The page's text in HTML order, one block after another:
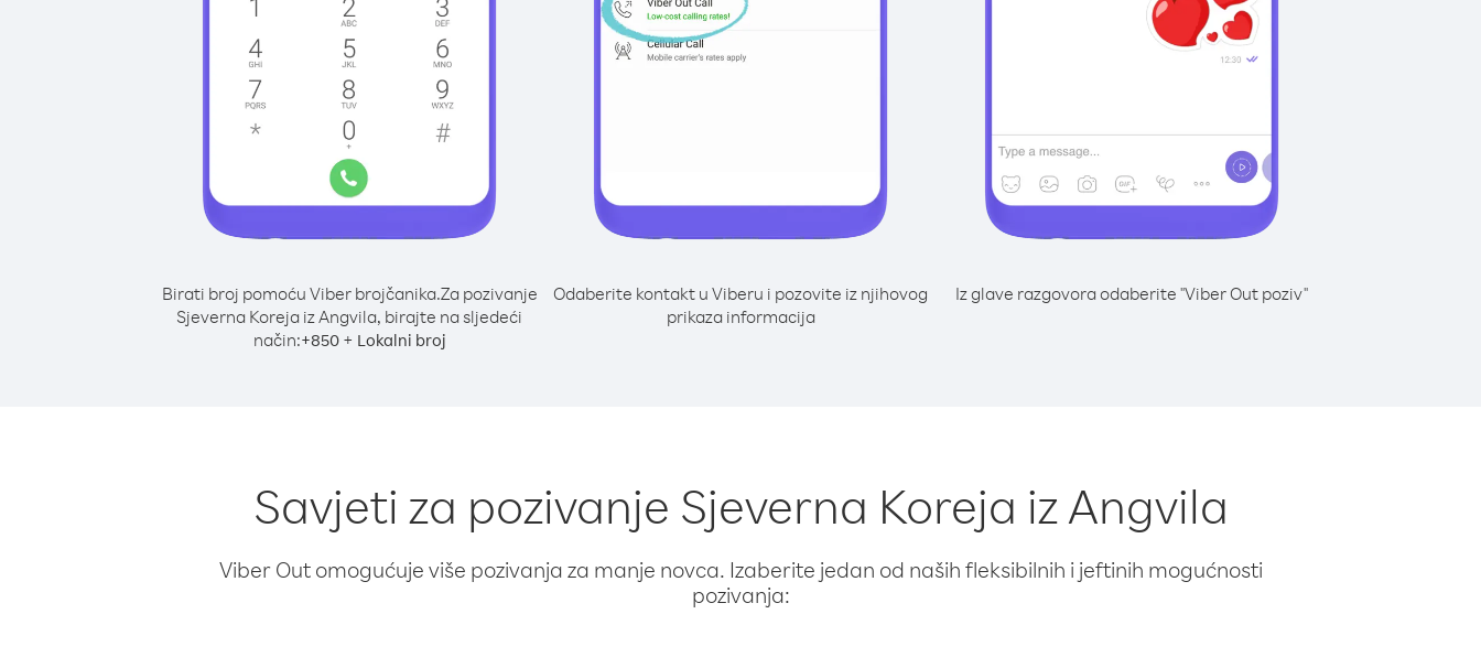
Birati broj pomoću Viber brojčanika.Za pozivanje
Sjeverna Koreja iz Angvila, birajte na sljedeći
način:+850+ Lokalni broj
Odaberite kontakt u Viberu i pozovite iz njihovog
prikaza informacija
Iz glave razgovora odaberite "Viber Out poziv"
Savjeti za pozivanje Sjeverna Koreja iz Angvila
Viber Out omogućuje više pozivanja za manje novca. Izaberite jedan od naših fleksibilnih i jeftinih mogućnosti
pozivanja: